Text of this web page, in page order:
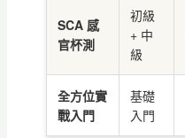
SCA 感
官杯測
初級
+ 中
級
全方位實
戰入門
基礎
入門